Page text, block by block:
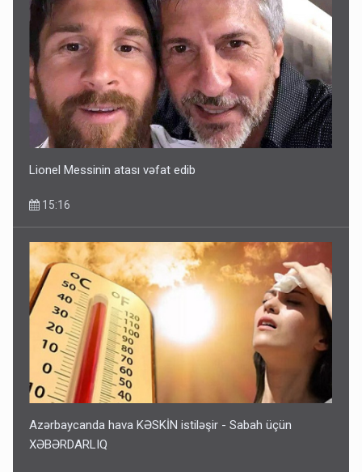
Lionel Messinin atası vəfat edib
15:16
Azərbaycanda hava KƏSKİN istiləşir - Sabah üçün
XƏBƏRDARLIQ